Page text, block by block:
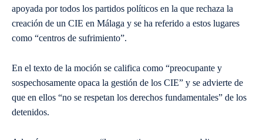
apoyada por todos los partidos políticos en la que rechaza la
creación de un CIE en Málaga y se ha referido a estos lugares
como “centros de sufrimiento”.
En el texto de la moción se califica como “preocupante y
sospechosamente opaca la gestión de los CIE” y se advierte de
que en ellos “no se respetan los derechos fundamentales” de los
detenidos.